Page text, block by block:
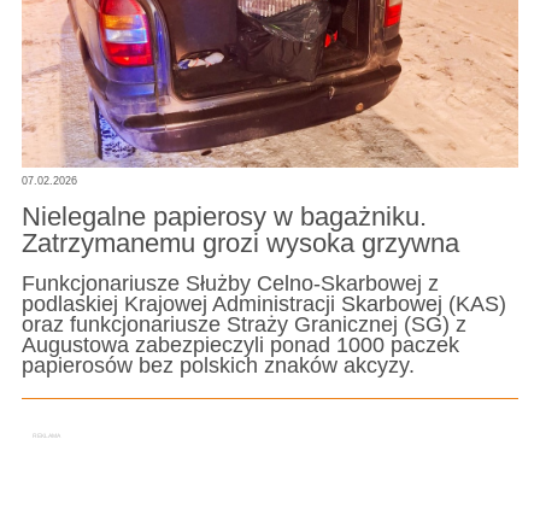
07.02.2026
Nielegalne papierosy w bagażniku.
Zatrzymanemu grozi wysoka grzywna
Funkcjonariusze Służby Celno-Skarbowej z
podlaskiej Krajowej Administracji Skarbowej (KAS)
oraz funkcjonariusze Straży Granicznej (SG) z
Augustowa zabezpieczyli ponad 1000 paczek
papierosów bez polskich znaków akcyzy.